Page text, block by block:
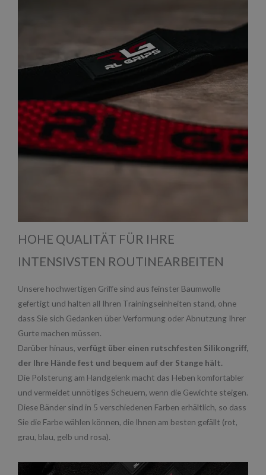
HOHE QUALITÄT FÜR IHRE
INTENSIVSTEN ROUTINEARBEITEN
Unsere hochwertigen Griffe sind aus feinster Baumwolle
gefertigt und halten all Ihren Trainingseinheiten stand, ohne
dass Sie sich Gedanken über Verformung oder Abnutzung Ihrer
Gurte machen müssen.
Darüber hinaus, verfügt über einen rutschfesten Silikongriff,
der Ihre Hände fest und bequem auf der Stange hält.
Die Polsterung am Handgelenk macht das Heben komfortabler
und vermeidet unnötiges Scheuern, wenn die Gewichte steigen.
Diese Bänder sind in 5 verschiedenen Farben erhältlich, so dass
Sie die Farbe wählen können, die Ihnen am besten gefällt (rot,
grau, blau, gelb und rosa).